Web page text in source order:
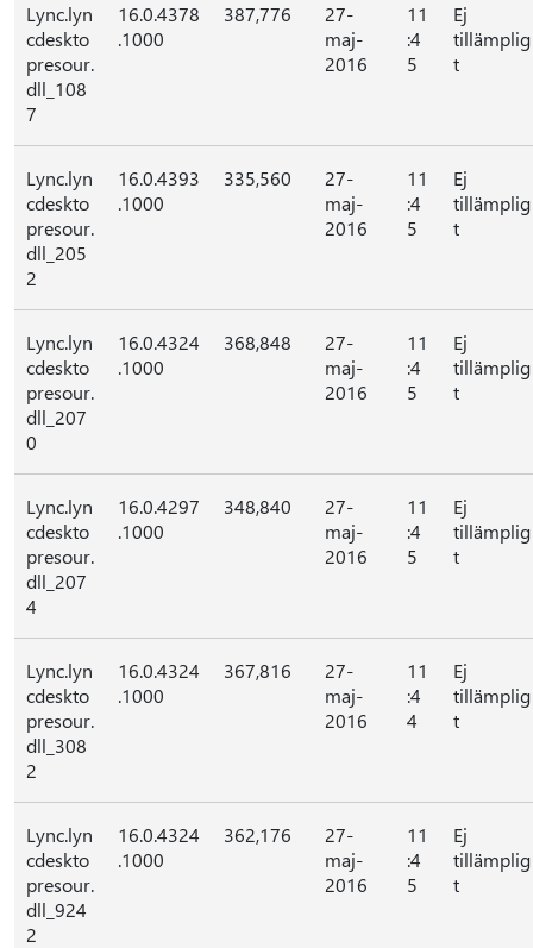
Lync.lyn
cdeskto
presour.
dll_108
7
16.0.4378
.1000
387,776
27-
maj-
2016
11
:4
5
Ej
tillämplig
t
Lync.lyn
cdeskto
presour.
dll_205
2
16.0.4393
.1000
335,560
27-
maj-
2016
11
:4
5
Ej
tillämplig
t
Lync.lyn
cdeskto
presour.
dll_207
0
16.0.4324
.1000
368,848
27-
maj-
2016
11
:4
5
Ej
tillämplig
t
Lync.lyn
cdeskto
presour.
dll_207
4
16.0.4297
.1000
348,840
27-
maj-
2016
11
:4
5
Ej
tillämplig
t
Lync.lyn
cdeskto
presour.
dll_308
2
16.0.4324
.1000
367,816
27-
maj-
2016
11
:4
4
Ej
tillämplig
t
Lync.lyn
cdeskto
presour.
dll_924
2
16.0.4324
.1000
362,176
27-
maj-
2016
11
:4
5
Ej
tillämplig
t